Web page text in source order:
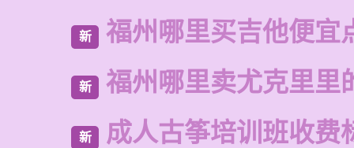
新 福州哪里买吉他便宜
新 福州哪里卖尤克里里
新 成人古筝培训班收费